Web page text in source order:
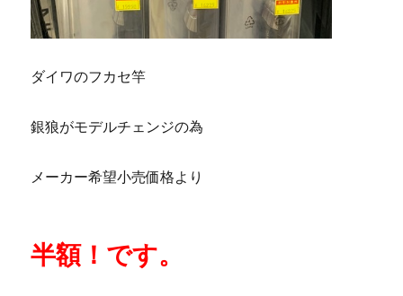
ダイワのフカセ竿
銀狼がモデルチェンジの為
メーカー希望小売価格より
半額！ です。